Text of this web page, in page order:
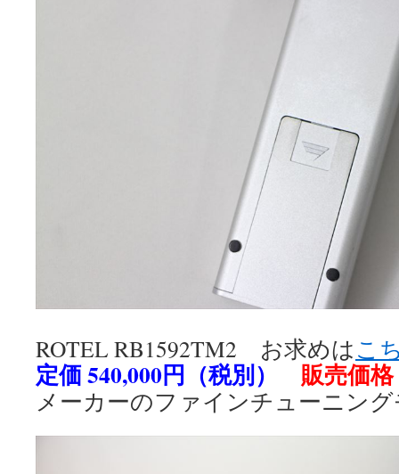
ROTEL RB1592TM2 お求めはこ
定価 540,000円（税別） 販売価
メーカーのファインチューニン